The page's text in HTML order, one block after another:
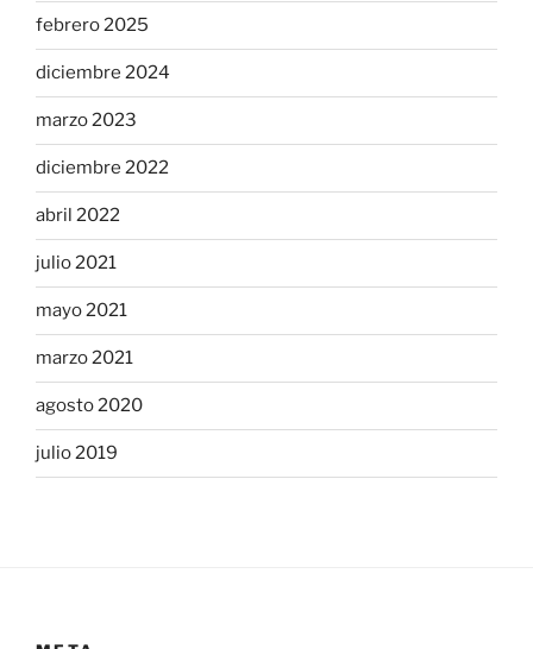
febrero 2025
diciembre 2024
marzo 2023
diciembre 2022
abril 2022
julio 2021
mayo 2021
marzo 2021
agosto 2020
julio 2019